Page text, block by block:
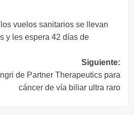
vuelos sanitarios se llevan
y les espera 42 días de
Siguiente:
de Partner Therapeutics para
cáncer de vía biliar ultra raro